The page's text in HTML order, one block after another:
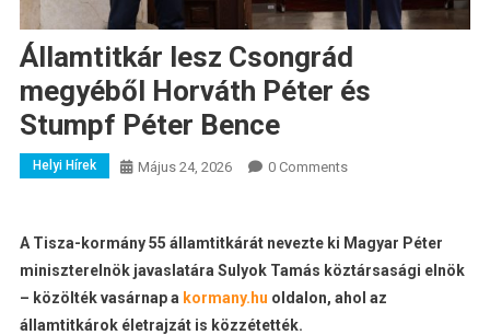
Államtitkár lesz Csongrád
megyéből Horváth Péter és
Stumpf Péter Bence
Helyi Hírek Május 24, 2026 0 Comments
A Tisza-kormány 55 államtitkárát nevezte ki Magyar Péter
miniszterelnök javaslatára Sulyok Tamás köztársasági elnök
– közölték vasárnap a kormany.hu oldalon, ahol az
államtitkárok életrajzát is közzétették.